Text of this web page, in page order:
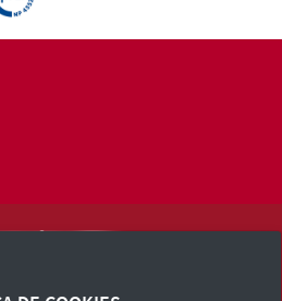
e Política de Privacidade